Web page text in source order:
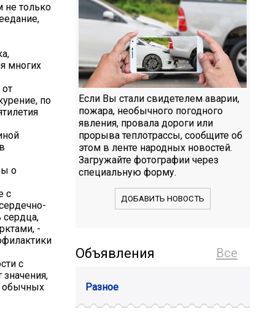
не только
многих
по
о
с
сердца,
-
с
обычных
Если Вы стали свидетелем аварии,
пожара, необычного погодного
явления, провала дороги или
прорыва теплотрассы, сообщите об
этом в ленте народных новостей.
Загружайте фотографии через
специальную форму.
ДОБАВИТЬ НОВОСТЬ
Все
Объявления
Разное